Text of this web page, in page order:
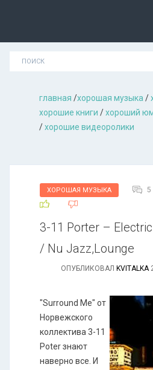
главная /хорошая музыкa /
хорошие книги /хороший
/хорошие видеоролики
ХОРОШАЯ МУЗЫКА 5
3-11 Porter –
/ Nu Jazz,Lounge
ОПУБЛИКОВАЛ KVITALKA
"Surround Me" от
Норвежского
коллектива 3-11
Poter знают
наверно все. И